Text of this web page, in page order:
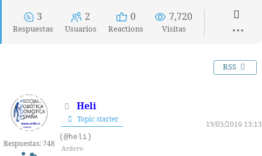
3
Respuestas
2
Usuarios
0
Reactions
7,720
Visitas
RSS
Respuestas: 748
Heli
Topic starter
19/05/2016 13:13
(@heli)
Ardero